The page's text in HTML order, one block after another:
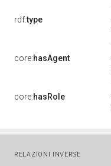
rdf:type
core:hasAgent
core:hasRole
RELAZIONI INVERSE